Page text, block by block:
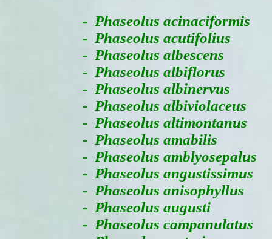
- Phaseolus acinaciformis
- Phaseolus acutifolius
- Phaseolus albescens
- Phaseolus albiflorus
- Phaseolus albinervus
- Phaseolus albiviolaceus
- Phaseolus altimontanus
- Phaseolus amabilis
- Phaseolus amblyosepalus
- Phaseolus angustissimus
- Phaseolus anisophyllus
- Phaseolus augusti
- Phaseolus campanulatus